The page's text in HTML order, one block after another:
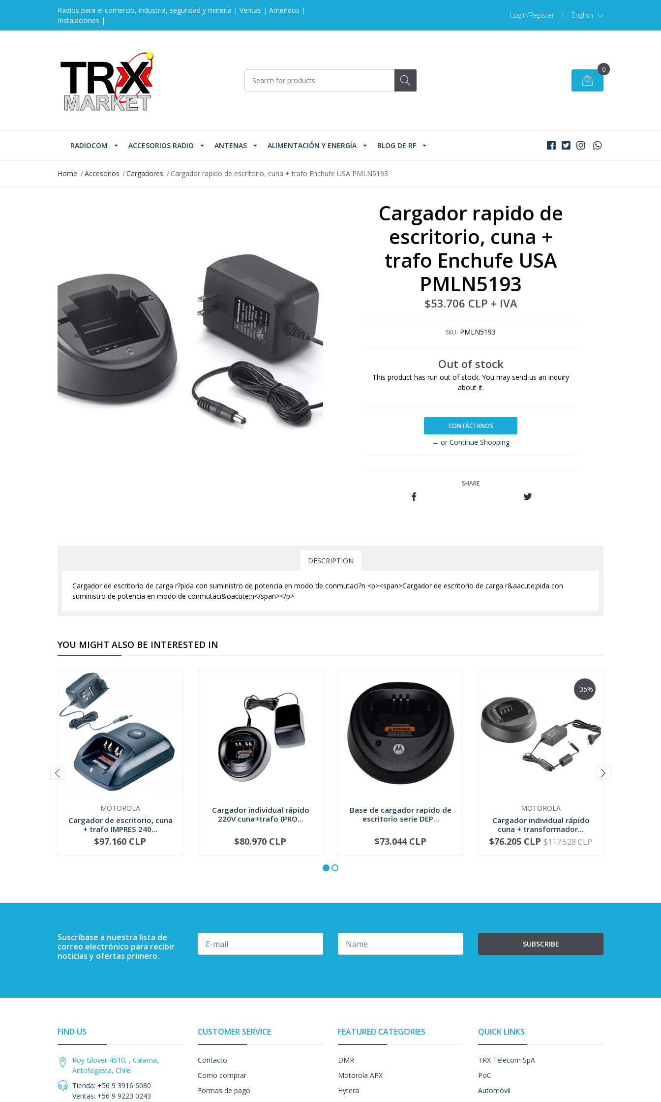
Radios para el comercio, industria, seguridad y minería | Ventas | Arriendos |
Instalaciones |
Login/Register | English
0
RADIOCOM ACCESORIOS RADIO ANTENAS ALIMENTACIÓN Y ENERGÍA BLOG DE RF
Home Accesorios Cargadores Cargador rapido de escritorio, cuna + trafo Enchufe USA PMLN5193
Cargador rapido de
escritorio, cuna +
trafo Enchufe USA
PMLN5193
$53.706 CLP + IVA
SKU: PMLN5193
Out of stock
This product has run out of stock. You may send us an inquiry
about it.
CONTÁCTANOS
← or Continue Shopping
SHARE
DESCRIPTION
Cargador de escritorio de carga r?pida con suministro de potencia en modo de conmutaci?n <p><span>Cargador de escritorio de carga r&aacute;pida con
suministro de potencia en modo de conmutaci&oacute;n</span></p>
YOU MIGHT ALSO BE INTERESTED IN
MOTOROLA
Cargador de escritorio, cuna
+ trafo IMPRES 240...
+
$97.160 CLP
Cargador individual rápido
220V cuna+trafo (PRO...
+
$80.970 CLP
Base de cargador rapido de
escritorio serie DEP...
+
$73.044 CLP
-35%
MOTOROLA
Cargador individual rápido
cuna + transformador...
+
-
$76.205 CLP $117.528 CLP
Suscríbase a nuestra lista de
correo electrónico para recibir
noticias y ofertas primero.
SUBSCRIBE
FIND US
Roy Glover 4610, , Calama,
Antofagasta, Chile
Tienda: +56 9 3916 6080
Ventas: +56 9 9223 0243
CUSTOMER SERVICE
Contacto
Como comprar
Formas de pago
FEATURED CATEGORIES
DMR
Motorola APX
Hytera
QUICK LINKS
TRX Telecom SpA
PoC
Automóvil